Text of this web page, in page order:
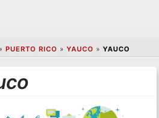
» PUERTO RICO » YAUCO » YAUCO